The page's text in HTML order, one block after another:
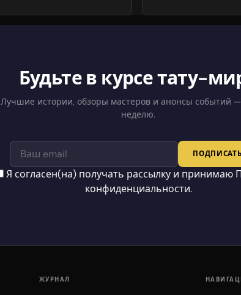
Будьте в курсе тату-
Лучшие истории, обзоры мастеров и анонсы событий
неделю.
Я согласен(на) получать рассылку и принимаю
конфиденциальности.
ЖУРНАЛ